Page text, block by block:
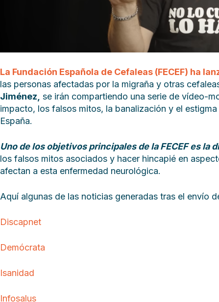
La Fundación Española de Cefaleas (FECEF) ha
las personas afectadas por la migraña y otras
Jiménez, se irán compartiendo una serie de vídeo-
impacto, los falsos mitos, la banalización y el
España.
Uno de los objetivos principales de la FECEF es la
los falsos mitos asociados y hacer hincapié en
afectan a esta enfermedad neurológica.
Aquí algunas de las noticias generadas tras el envío
Discapnet
Demócrata
Isanidad
Infosalus